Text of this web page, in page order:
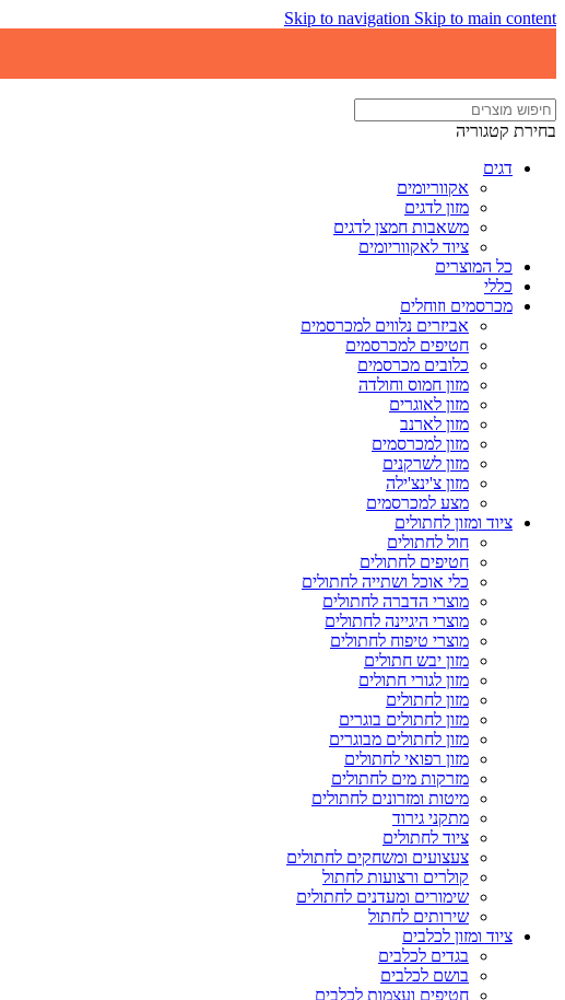
Skip to navigation Skip to main content
בחירת קטגוריה
דגים
אקווריומים
מזון לדגים
משאבות חמצן לדגים
ציוד לאקווריומים
כל המוצרים
כללי
מכרסמים וזוחלים
אביזרים נלווים למכרסמים
חטיפים למכרסמים
כלובים מכרסמים
מזון חמוס וחולדה
מזון לאוגרים
מזון לארנב
מזון למכרסמים
מזון לשרקנים
מזון צ'ינצ'ילה
מצע למכרסמים
ציוד ומזון לחתולים
חול לחתולים
חטיפים לחתולים
כלי אוכל ושתייה לחתולים
מוצרי הדברה לחתולים
מוצרי היגיינה לחתולים
מוצרי טיפוח לחתולים
מזון יבש חתולים
מזון לגורי חתולים
מזון לחתולים
מזון לחתולים בוגרים
מזון לחתולים מבוגרים
מזון רפואי לחתולים
מזרקות מים לחתולים
מיטות ומזרונים לחתולים
מתקני גירוד
ציוד לחתולים
צעצועים ומשחקים לחתולים
קולרים ורצועות לחתול
שימורים ומעדנים לחתולים
שירותים לחתול
ציוד ומזון לכלבים
בגדים לכלבים
בושם לכלבים
חטיפים ועצמות לכלבים